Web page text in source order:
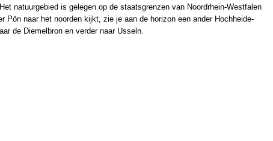
natuurgebied is gelegen op de staatsgrenzen van Noordrhein-Westfalen
naar het noorden kijkt, zie je aan de horizon een ander Hochheide-
de Diemelbron en verder naar Usseln.